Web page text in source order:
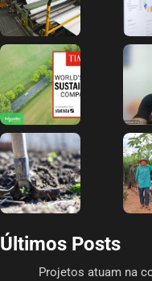
Últimos Posts
Projetos atuam na